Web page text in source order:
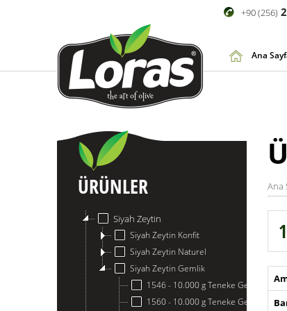
+90 (256)
Ana
ÜRÜNLER
Siyah Zeytin
Siyah Zeytin Konfit
Siyah Zeytin Naturel
Siyah Zeytin Gemlik
1546 - 10.000 g Teneke Gemlik
1560 - 10.000 g Teneke Gemlik
Ana